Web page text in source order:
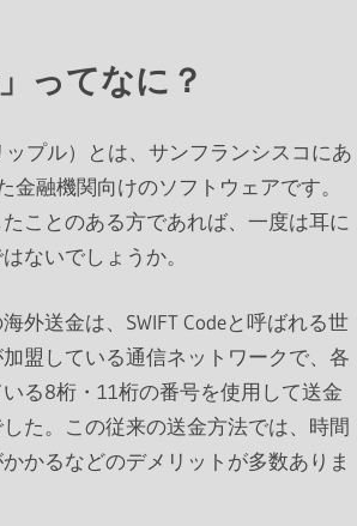
ってなに？
ップル）とは、サンフランシスコにあ
金融機関向けのソフトウェアです。
ことのある方であれば、一度は耳に
ないでしょうか。
外送金は、SWIFT Codeと呼ばれる世
盟している通信ネットワークで、各
る8桁・11桁の番号を使用して送金
た。この従来の送金方法では、時間
かるなどのデメリットが多数ありま